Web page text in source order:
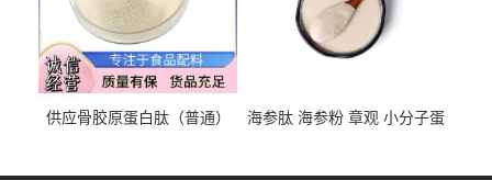
供应骨胶原蛋白肽（普通）
海参肽 海参粉 章观 小分子蛋